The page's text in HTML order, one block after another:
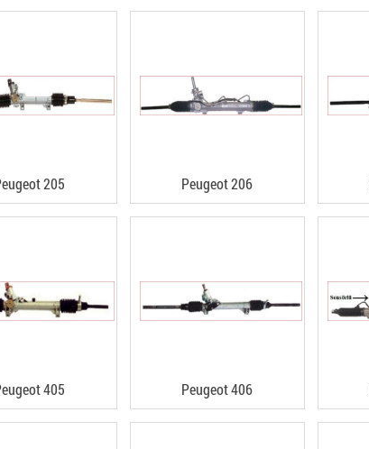
205 Peugeot 206
405 Peugeot 406